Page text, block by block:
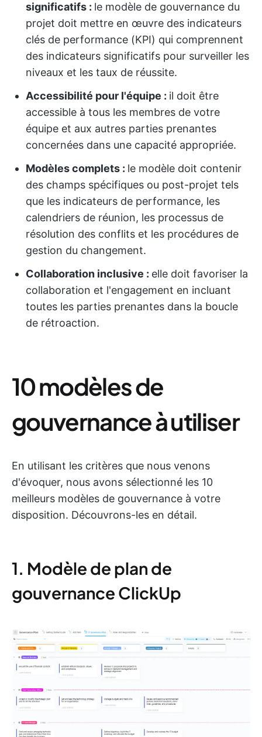
significatifs : le modèle de gouvernance du
projet doit mettre en œuvre des indicateurs
clés de performance (KPI) qui comprennent
des indicateurs significatifs pour surveiller les
niveaux et les taux de réussite.
Accessibilité pour l'équipe : il doit être
accessible à tous les membres de votre
équipe et aux autres parties prenantes
concernées dans une capacité appropriée.
Modèles complets : le modèle doit contenir
des champs spécifiques ou post-projet tels
que les indicateurs de performance, les
calendriers de réunion, les processus de
résolution des conflits et les procédures de
gestion du changement.
Collaboration inclusive : elle doit favoriser la
collaboration et l'engagement en incluant
toutes les parties prenantes dans la boucle
de rétroaction.
10 modèles de
gouvernance à utiliser
En utilisant les critères que nous venons
d'évoquer, nous avons sélectionné les 10
meilleurs modèles de gouvernance à votre
disposition. Découvrons-les en détail.
1. Modèle de plan de
gouvernance ClickUp